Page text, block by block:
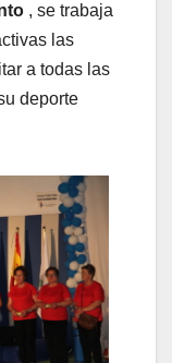
, se trabaja
las
a todas las
deporte